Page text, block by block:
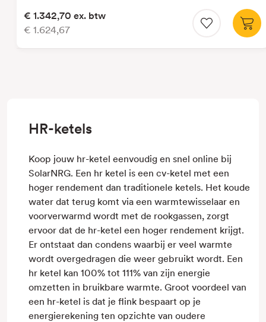
€ 1.342,70 ex. btw
€ 1.624,67
HR-ketels
Koop jouw hr-ketel eenvoudig en snel online bij
SolarNRG. Een hr ketel is een cv-ketel met een
hoger rendement dan traditionele ketels. Het koude
water dat terug komt via een warmtewisselaar en
voorverwarmd wordt met de rookgassen, zorgt
ervoor dat de hr-ketel een hoger rendement krijgt.
Er ontstaat dan condens waarbij er veel warmte
wordt overgedragen die weer gebruikt wordt. Een
hr ketel kan 100% tot 111% van zijn energie
omzetten in bruikbare warmte. Groot voordeel van
een hr-ketel is dat je flink bespaart op je
energierekening ten opzichte van oudere